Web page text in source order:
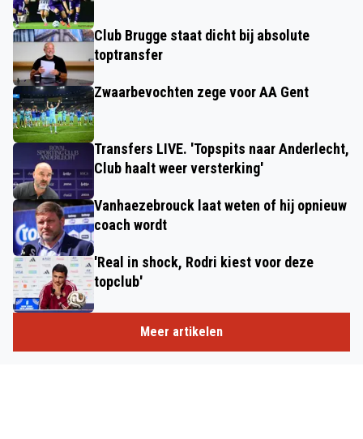
Club Brugge staat dicht bij absolute
toptransfer
Zwaarbevochten zege voor AA Gent
Transfers LIVE. 'Topspits naar Anderlecht,
Club haalt weer versterking'
Vanhaezebrouck laat weten of hij opnieuw
coach wordt
'Real in shock, Rodri kiest voor deze
topclub'
Meer artikelen